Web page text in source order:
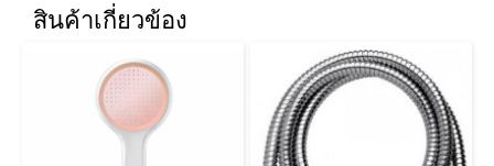
สินค้าเกี่ยวข้อง